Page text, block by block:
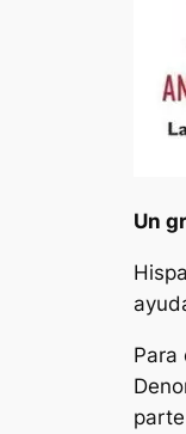
Un
Para